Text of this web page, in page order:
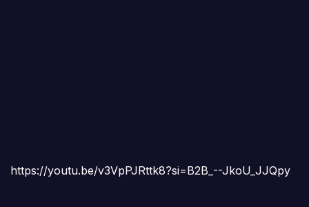
https://youtu.be/v3VpPJRttk8?si=B2B_--JkoU_JJQpy